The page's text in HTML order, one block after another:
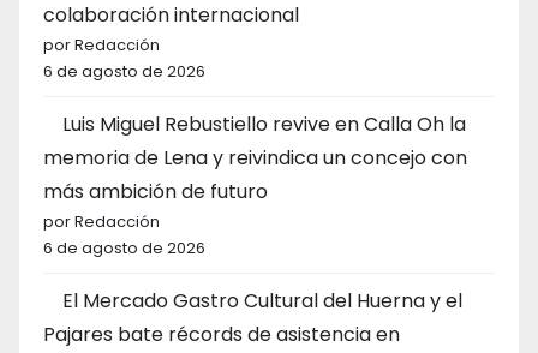
colaboración internacional
por Redacción
6 de agosto de 2026
Luis Miguel Rebustiello revive en Calla Oh la
memoria de Lena y reivindica un concejo con
más ambición de futuro
por Redacción
6 de agosto de 2026
El Mercado Gastro Cultural del Huerna y el
Pajares bate récords de asistencia en